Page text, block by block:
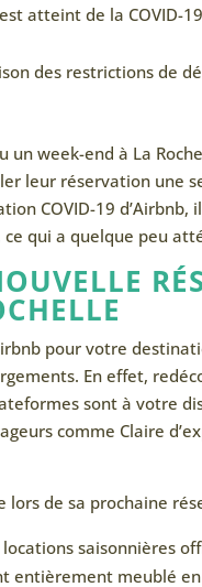
atteint de la COVID-
des restrictions de
un week-end à La
leur réservation une
COVID-19
qui a quelque peu
pour votre
En effet,
sont à votre
comme Claire
de sa prochaine
locations saisonnières
meublé